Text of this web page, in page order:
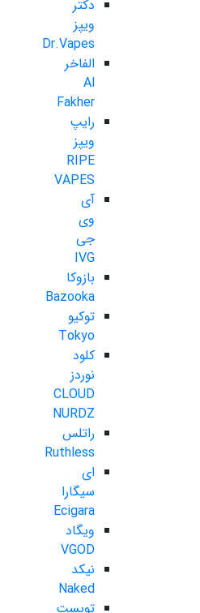
دکتر
ویپز
Dr.Vapes
الفاخر
Al
Fakher
رایپ
ویپز
RIPE
VAPES
آی
وی
جی
IVG
بازوکا
Bazooka
توکیو
Tokyo
کلود
نوردز
CLOUD
NURDZ
راتلس
Ruthless
ای
سیگارا
Ecigara
ویگاد
VGOD
نیکد
Naked
تویست